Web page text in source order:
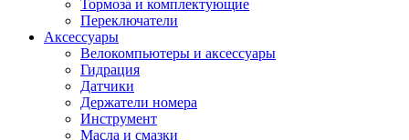
Тормоза и комплектующие
Переключатели
Аксессуары
Велокомпьютеры и аксессуары
Гидрация
Датчики
Держатели номера
Инструмент
Масла и смазки